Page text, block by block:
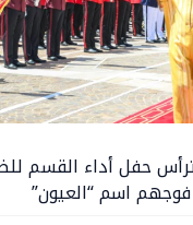
حفل أداء القسم
اسم “العيون”